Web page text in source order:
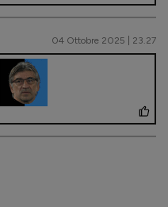
04 Ottobre 2025 | 23.27